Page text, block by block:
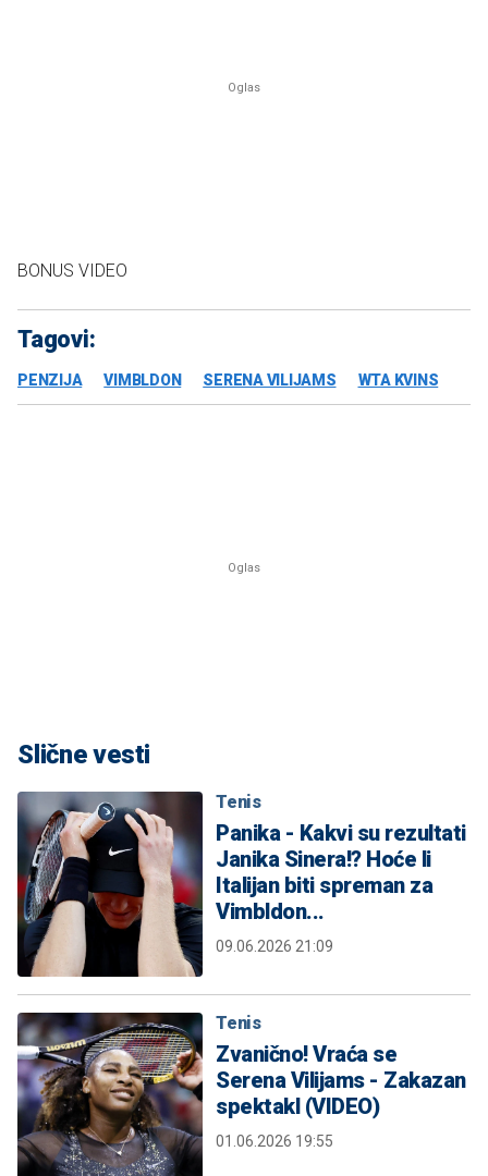
BONUS VIDEO
Tagovi:
PENZIJA VIMBLDON SERENA VILIJAMS WTA KVINS
Slične vesti
Tenis
Panika - Kakvi su rezultati
Janika Sinera!? Hoće li
Italijan biti spreman za
Vimbldon...
09.06.2026 21:09
Tenis
Zvanično! Vraća se
Serena Vilijams - Zakazan
spektakl (VIDEO)
01.06.2026 19:55